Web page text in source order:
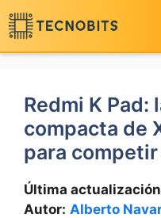
Saltar
al
contenido
Redmi K Pad:
compacta de
para
Última
Autor: Alberto